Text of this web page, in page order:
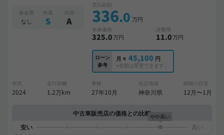
板金歴
なし
外装
S
内装
A
支払総額
336.0 万円
本体価格
325.0万円
諸費用
11.0万円
ローン
参考
月々 45,100 円
※金額は変更できます。
年式
2024
走行距離
1.2万km
車検
27年10月
出品地域
神奈川県
納期の目安
12月〜1月
中古車販売店の価格との比較やや高い